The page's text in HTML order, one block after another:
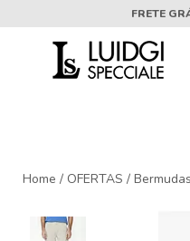
FRETE
Home / OFERTAS / Bermudas